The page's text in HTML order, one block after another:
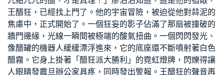
王醋狂，已經找上門了。他的宇宙冒險，被迫從他對蒜泥的
焦慮中，正式開始了。一個狂妄的影子佔滿了那扇被撞破的
牆門邊緣，光線一瞬間被極端的酸氣扭曲。一個閃閃發光、
像醋罐的機器人緩緩漂浮進來，它的底座還不斷噴射著白色
醋霧。它身上掛著「醋狂派大勝利」的霓虹燈牌，閃爍得讓
人眼睛發震旦辦公家具疼，同時發出警報。王醋狂的聲音再